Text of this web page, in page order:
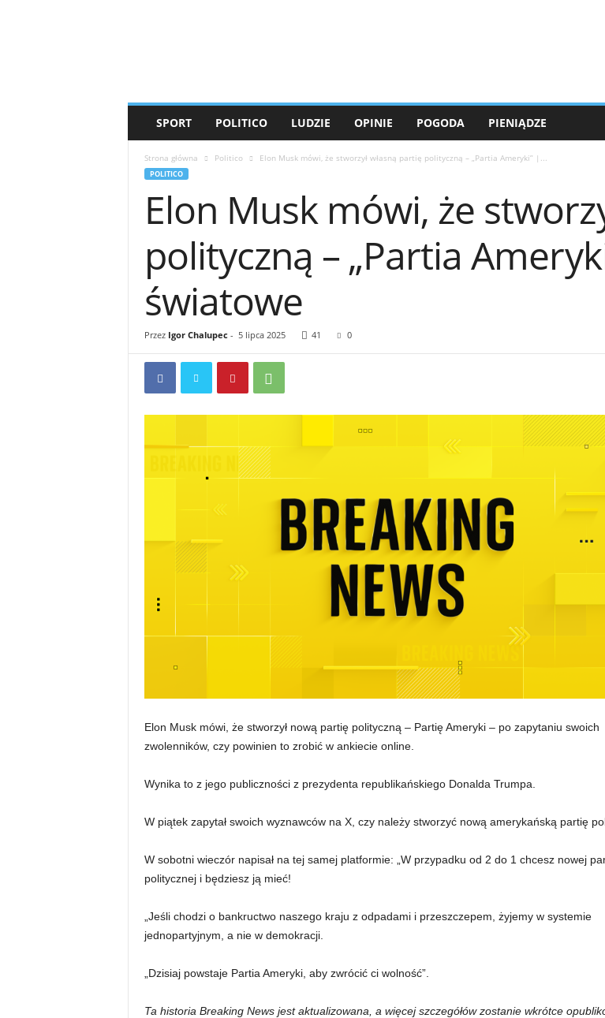
SPORT POLITICO LUDZIE OPINIE POGODA PIENIĄDZE
Strona główna Politico Elon Musk mówi, że stworzył własną partię polityczną – „Partia Ameryki” |...
POLITICO
Elon Musk mówi, że
polityczną – „Partia
światowe
Przez Igor Chalupec- 5 lipca 2025 41 0
Elon Musk mówi, że stworzył nową partię polityczną – Partię Ameryki – po zapytaniu swoich
zwolenników, czy powinien to zrobić w ankiecie online.
Wynika to z jego publiczności z prezydenta republikańskiego Donalda Trumpa.
W piątek zapytał swoich wyznawców na X, czy należy stworzyć nową amerykańską partię
W sobotni wieczór napisał na tej samej platformie: „W przypadku od 2 do 1 chcesz nowej
politycznej i będziesz ją mieć!
„Jeśli chodzi o bankructwo naszego kraju z odpadami i przeszczepem, żyjemy w systemie
jednopartyjnym, a nie w demokracji.
„Dzisiaj powstaje Partia Ameryki, aby zwrócić ci wolność”.
Ta historia Breaking News jest aktualizowana, a więcej szczegółów zostanie wkrótce